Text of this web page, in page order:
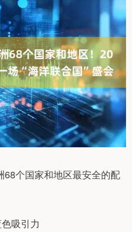
个国家和地区最安全的配
吸引力